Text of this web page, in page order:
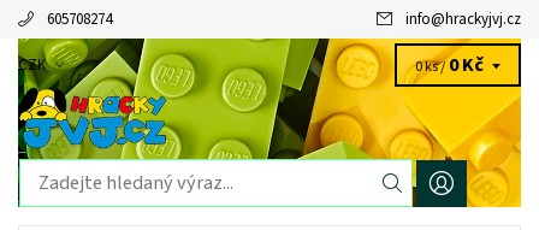
605708274 info@hrackyjvj.cz
CZK 0 ks /0 Kč